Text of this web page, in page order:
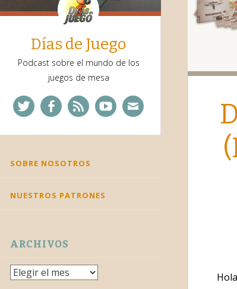
Días de Juego
Podcast sobre el mundo de los
juegos de mesa
SKIP
SOBRE NOSOTROS
NUESTROS PATRONES
ARCHIVOS
Archivos